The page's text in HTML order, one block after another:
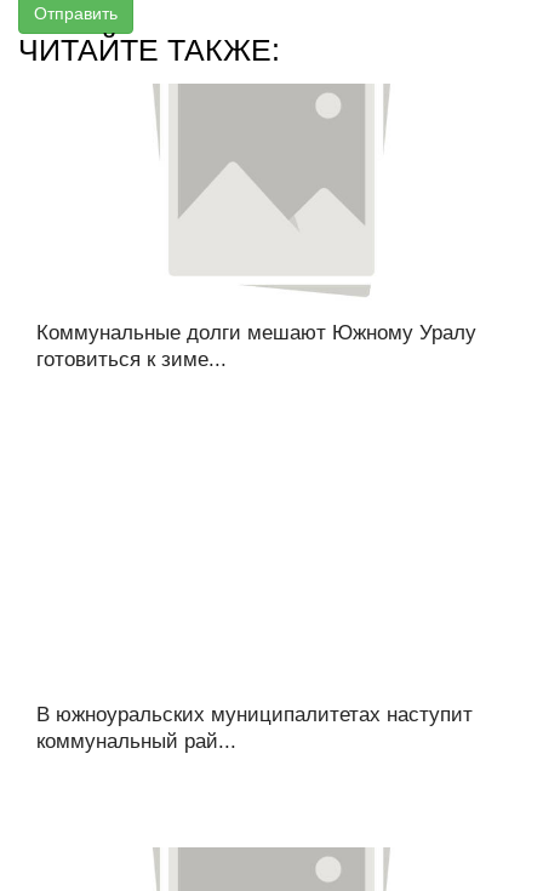
Отправить
ЧИТАЙТЕ ТАКЖЕ:
Коммунальные долги мешают Южному Уралу
готовиться к зиме...
В южноуральских муниципалитетах наступит
коммунальный рай...